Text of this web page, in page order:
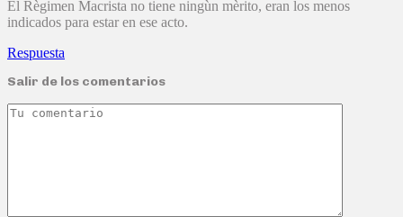
El Règimen Macrista no tiene ningùn mèrito, eran los menos
indicados para estar en ese acto.
Respuesta
Salir de los comentarios